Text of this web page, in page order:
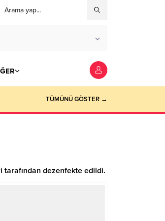
TÜMÜNÜ GÖSTER →
tarafından dezenfekte edildi.